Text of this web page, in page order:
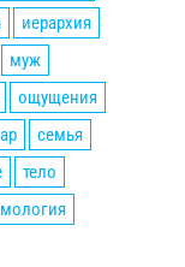
иерархия
муж
ощущения
семья
тело